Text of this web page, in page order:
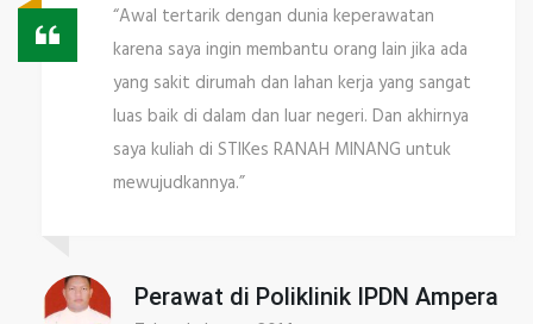
“Sejak saya sekolah, saya sangat tertarik
dengan dunia keperawatan. Kemudian saya
mendaftar di STIKes RANAH MINANG dan lulus
profesi Ners pada tahun 2014. Dosen-dosen di
STIKes RANAH MINANG sangat membantu
dalam mengenmbangkan potensi